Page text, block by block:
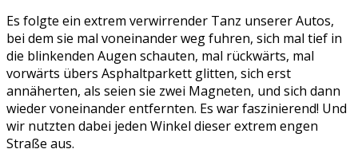
Es folgte ein extrem verwirrender Tanz unserer Autos,
bei dem sie mal voneinander weg fuhren, sich mal tief in
die blinkenden Augen schauten, mal rückwärts, mal
vorwärts übers Asphaltparkett glitten, sich erst
annäherten, als seien sie zwei Magneten, und sich dann
wieder voneinander entfernten. Es war faszinierend! Und
wir nutzten dabei jeden Winkel dieser extrem engen
Straße aus.